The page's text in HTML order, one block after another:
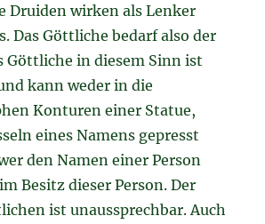
Druiden wirken als Lenker
Das Göttliche bedarf also der
Göttliche in diesem Sinn ist
kann weder in die
Konturen einer Statue,
eines Namens gepresst
den Namen einer Person
Besitz dieser Person. Der
ist unaussprechbar. Auch